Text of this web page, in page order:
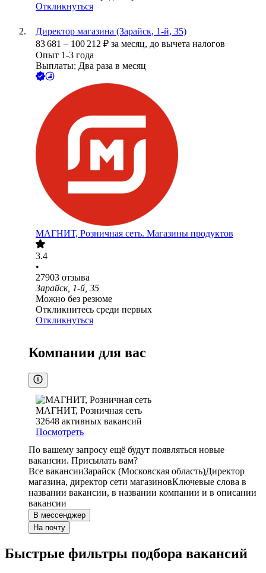
Откликнуться
Директор магазина (Зарайск, 1-й, 35)
83 681 – 100 212 ₽ за месяц, до вычета налогов
Опыт 1-3 года
Выплаты: Два раза в месяц
МАГНИТ, Розничная сеть. Магазины продуктов
3.4
•
27903 отзыва
Зарайск, 1-й, 35
Можно без резюме
Откликнитесь среди первых
Откликнуться
Компании для вас
МАГНИТ, Розничная сеть
32648 активных вакансий
Посмотреть
По вашему запросу ещё будут появляться новые
вакансии. Присылать вам?
Все вакансииЗарайск (Московская область)Директор
магазина, директор сети магазиновКлючевые слова в
названии вакансии, в названии компании и в описании
вакансии
В мессенджер
На почту
Быстрые фильтры подбора вакансий